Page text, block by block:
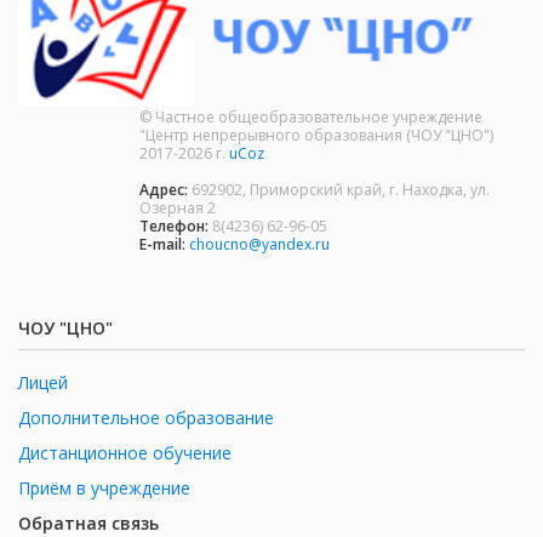
© Частное общеобразовательное учреждение
"Центр непрерывного образования (ЧОУ "ЦНО")
2017-2026 г. uCoz
Адрес: 692902, Приморский край, г. Находка, ул.
Озерная 2
Телефон: 8(4236) 62-96-05
E-mail: choucno@yandex.ru
ЧОУ "ЦНО"
Лицей
Дополнительное образование
Дистанционное обучение
Приём в учреждение
Обратная связь